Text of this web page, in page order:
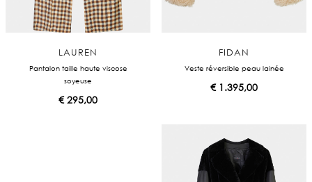
LAUREN
Pantalon taille haute viscose
soyeuse
€295,00
FIDAN
Veste réversible peau lainée
€1.395,00